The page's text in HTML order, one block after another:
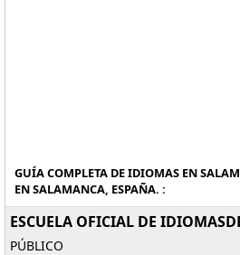
GUÍA COMPLETA DE IDIOMAS EN
EN SALAMANCA, ESPAÑA. :
ESCUELA OFICIAL DE
PÚBLICO